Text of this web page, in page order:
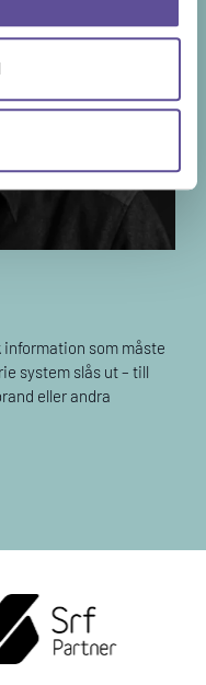
information som måste
system slås ut – till
eller andra